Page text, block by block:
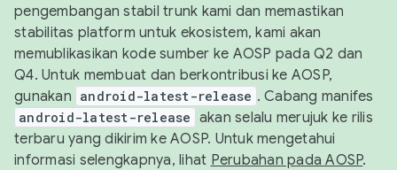
pengembangan stabil trunk kami dan memastikan
stabilitas platform untuk ekosistem, kami akan
memublikasikan kode sumber ke AOSP pada Q2 dan
Q4. Untuk membuat dan berkontribusi ke AOSP,
gunakan android-latest-release . Cabang manifes
android-latest-release akan selalu merujuk ke rilis
terbaru yang dikirim ke AOSP. Untuk mengetahui
informasi selengkapnya, lihat Perubahan pada AOSP.